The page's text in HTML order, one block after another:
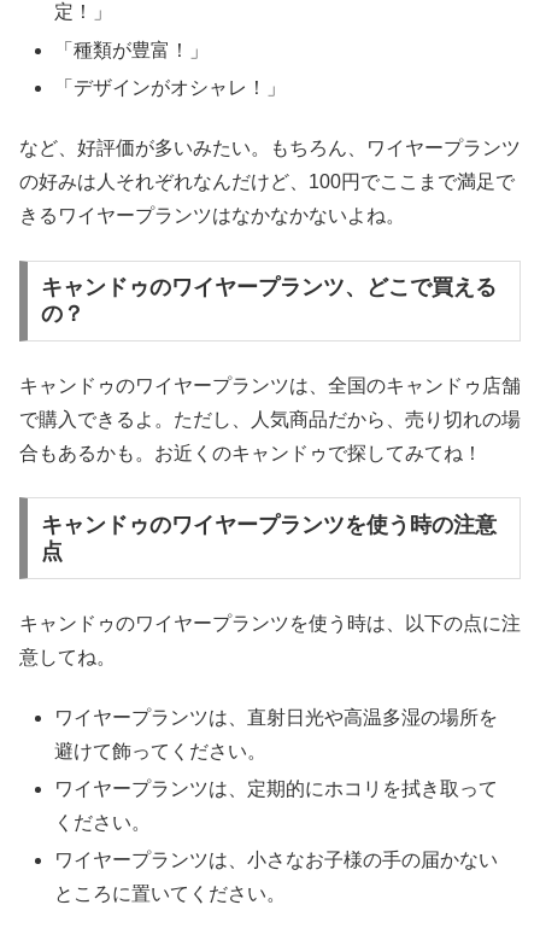
定！」
「種類が豊富！」
「デザインがオシャレ！」
など、好評価が多いみたい。もちろん、ワイヤープランツ
の好みは人それぞれなんだけど、100円でここまで満足で
きるワイヤープランツはなかなかないよね。
キャンドゥのワイヤープランツ、どこで買える
の？
キャンドゥのワイヤープランツは、全国のキャンドゥ店舗
で購入できるよ。ただし、人気商品だから、売り切れの場
合もあるかも。お近くのキャンドゥで探してみてね！
キャンドゥのワイヤープランツを使う時の注意
点
キャンドゥのワイヤープランツを使う時は、以下の点に注
意してね。
ワイヤープランツは、直射日光や高温多湿の場所を
避けて飾ってください。
ワイヤープランツは、定期的にホコリを拭き取って
ください。
ワイヤープランツは、小さなお子様の手の届かない
ところに置いてください。